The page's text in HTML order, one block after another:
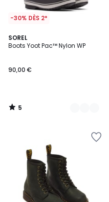
-30% DÈS 2*
SOREL
Boots Yoot Pac™ Nylon WP
90,00 €
5
/
3
Couleurs
5
/